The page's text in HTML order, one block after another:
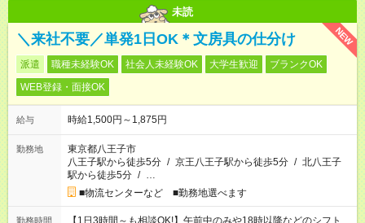
未読
NEW
＼来社不要／単発1日OK＊文房具の仕分け
派遣 職種未経験OK 社会人未経験OK 大学生歓迎
ブランクOK
WEB登録・面接OK
給与 時給1,500円～1,875円
勤務地
東京都八王子市
八王子駅から徒歩5分 / 京王八王子駅から徒歩5分 / 北八王子
駅から徒歩5分 / …
■物流センターなど ■勤務地選べます
勤務時間
【1日3時間～も相談OK!】午前中のみや18時以降などのシフト